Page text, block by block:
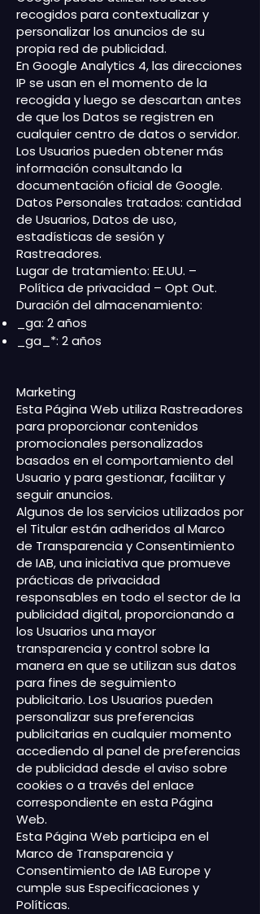
Duración: Sesión. Se usa para
identificar a los miembros del
sitio que han iniciado sesión.
Analytics establece la cookie y se
elimina cuando el usuario cierra
el navegador. La cookie no es
utilizada por ga.js. La cookie se
usa para habilitar la
interoperabilidad con urchin.js,
que es una versión anterior de
Google Analytics y se usa junto
con la cookie__utmb para
determinar nuevas sesiones /
visitas. Cookie: _utmz. Tipo:
Persistente. Duración: 5 meses.
Google Analytics establece esta
cookie y se utiliza para
almacenar la fuente detráfico o
la campaña a través de la cual el
visitante llega al sitio web.
Cookie: _ga. Tipo: Persistente.
Estas cookies almacenan un
identificador único para
reconocer al usuario las futuras
ocasiones que visite el sitio web.
_gac_UA-54339416-1 Para
conocer el uso de las cookies de
Google Analytics en sitios web
visita este link.
recogidos para contextualizar y
personalizar los anuncios de su
propia red de publicidad.
En Google Analytics 4, las direcciones
IP se usan en el momento de la
recogida y luego se descartan antes
de que los Datos se registren en
cualquier centro de datos o servidor.
Los Usuarios pueden obtener más
información consultando la
documentación oficial de Google.
Datos Personales tratados: cantidad
de Usuarios, Datos de uso,
estadísticas de sesión y
Rastreadores.
Lugar de tratamiento: EE.UU. –
Política de privacidad – Opt Out.
Duración del almacenamiento:
_ga: 2 años
_ga_*: 2 años
Marketing
Esta Página Web utiliza Rastreadores
para proporcionar contenidos
promocionales personalizados
basados en el comportamiento del
Usuario y para gestionar, facilitar y
seguir anuncios.
Algunos de los servicios utilizados por
el Titular están adheridos alMarco
de Transparencia y Consentimiento
de IAB, una iniciativa que promueve
prácticas de privacidad
responsables en todo el sector de la
publicidad digital, proporcionando a
los Usuarios una mayor
transparencia y control sobre la
manera en que se utilizan sus datos
para fines de seguimiento
publicitario. Los Usuarios pueden
personalizar sus preferencias
publicitarias en cualquier momento
accediendo al panel de preferencias
de publicidad desde el aviso sobre
cookies o a través del enlace
correspondiente en esta Página
Web.
Esta Página Web participa en el
Marco de Transparencia y
Consentimiento de IAB Europe y
cumple sus Especificaciones y
Políticas.